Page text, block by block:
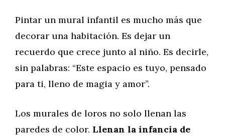
Pintar un mural infantil es mucho más que
decorar una habitación. Es dejar un
recuerdo que crece junto al niño. Es decirle,
sin palabras: “Este espacio es tuyo, pensado
para ti, lleno de magia y amor”.
Los murales de loros no solo llenan las
paredes de color. Llenan la infancia de